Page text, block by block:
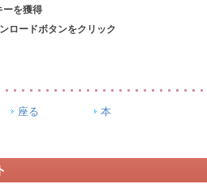
ーを獲得
ロードボタンをクリック
座る
本